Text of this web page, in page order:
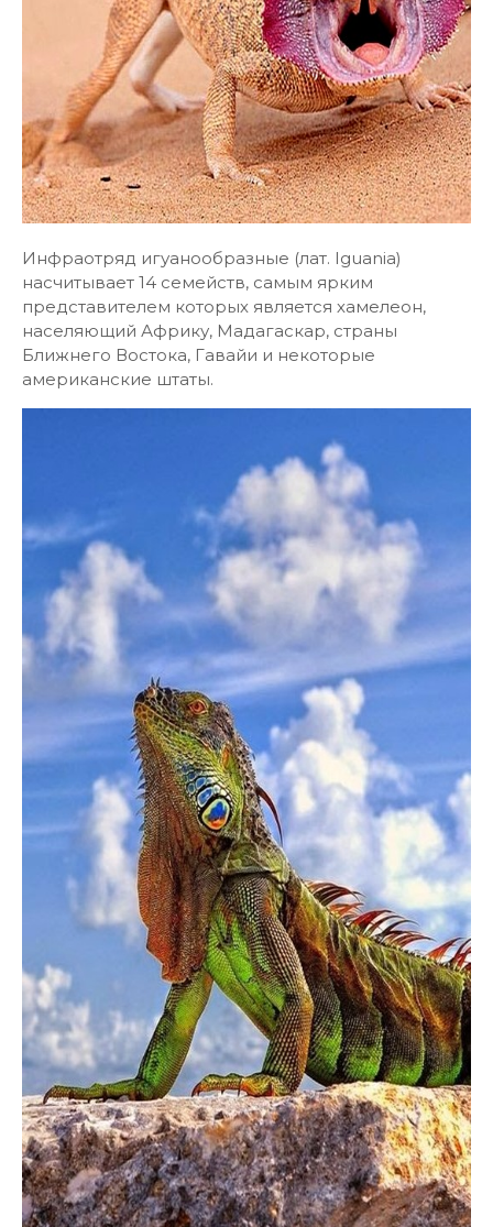
Инфраотряд игуанообразные (лат. Iguania)
насчитывает 14 семейств, самым ярким
представителем которых является хамелеон,
населяющий Африку, Мадагаскар, страны
Ближнего Востока, Гавайи и некоторые
американские штаты.